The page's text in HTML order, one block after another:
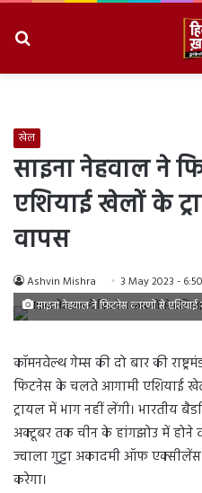
खेल
साइना नेहवाल ने
एशियाई खेलों के
वापस
Ashvin Mishra 3 May 2023 -
साइना नेहवाल ने फिटनेस कारणों से
कॉमनवेल्थ गेम्स की दो बार की
फिटनेस के चलते आगामी एशियाई
ट्रायल में भाग नहीं लेंगी। भारतीय
अक्टूबर तक चीन के हांगझोउ में होने
ज्वाला गुट्टा अकादमी ऑफ
करेगा।